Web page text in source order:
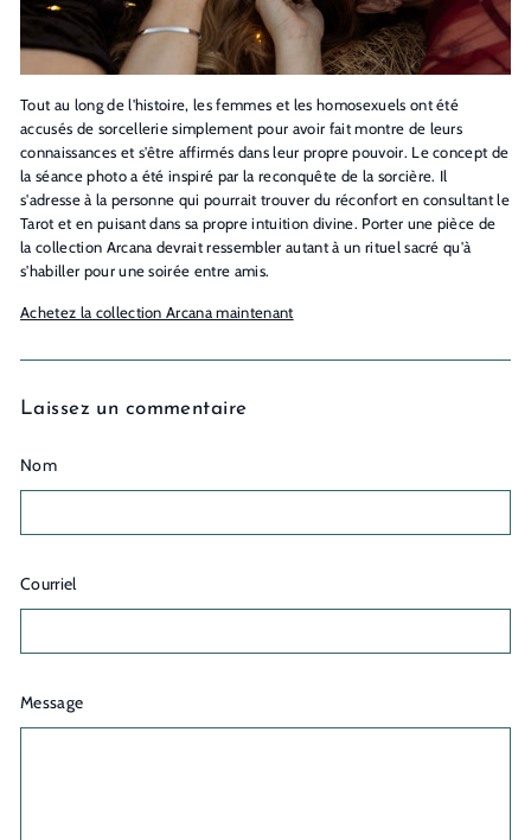
Tout au long de l'histoire, les femmes et les homosexuels ont été
accusés de sorcellerie simplement pour avoir fait montre de leurs
connaissances et s'être affirmés dans leur propre pouvoir. Le concept de
la séance photo a été inspiré par la reconquête de la sorcière. Il
s'adresse à la personne qui pourrait trouver du réconfort en consultant le
Tarot et en puisant dans sa propre intuition divine. Porter une pièce de
la collection Arcana devrait ressembler autant à un rituel sacré qu'à
s'habiller pour une soirée entre amis.
Achetez la collection Arcana maintenant
Laissez un commentaire
Nom
Courriel
Message